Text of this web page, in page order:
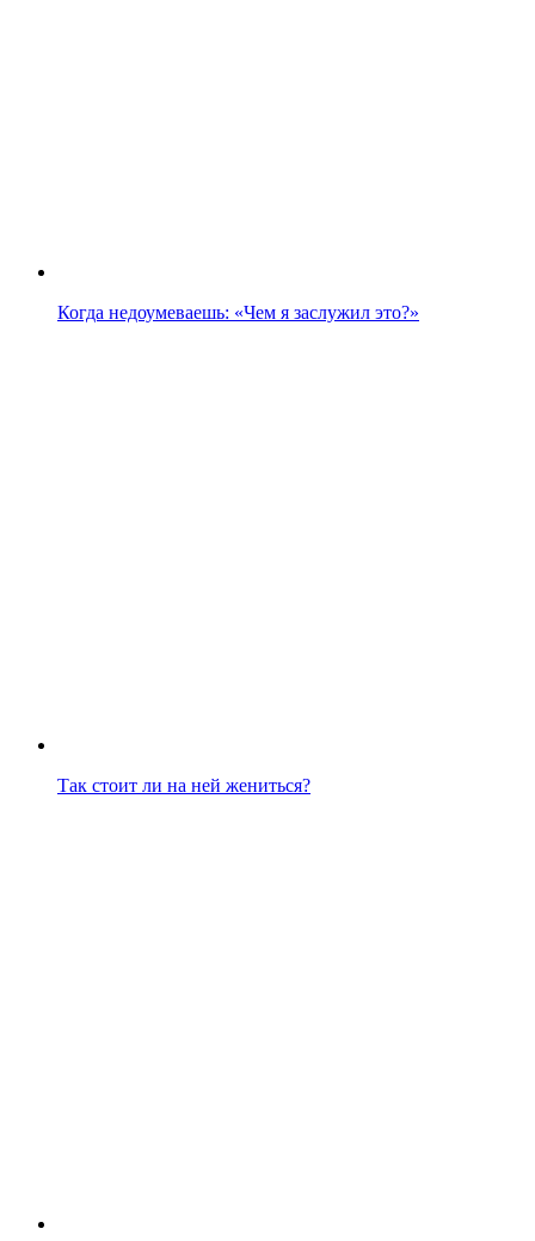
Когда недоумеваешь: «Чем я заслужил это?»
Так стоит ли на ней жениться?